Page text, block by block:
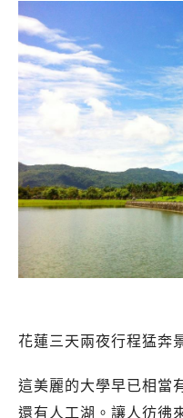
花蓮三天兩夜行程猛奔
這美麗的大學早已相當
還有人工湖。讓人彷彿